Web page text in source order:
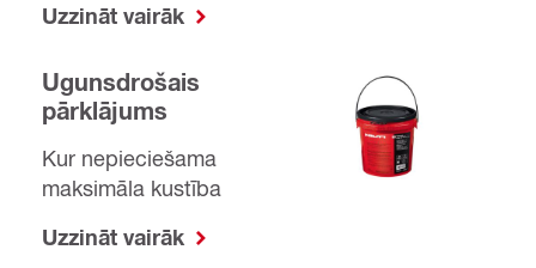
Uzzināt vairāk
Ugunsdrošais
pārklājums
Kur nepieciešama
maksimāla kustība
Uzzināt vairāk